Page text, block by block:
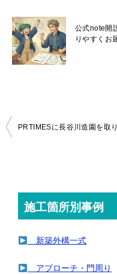
公式note開
りやすくお
投
施工箇所別事
新築外構一式
アプローチ・門周り